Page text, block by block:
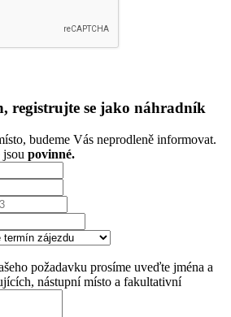
registrujte se jako náhradník
budeme Vás neprodleně informovat.
jsou povinné.
požadavku prosíme uveďte jména a
nástupní místo a fakultativní